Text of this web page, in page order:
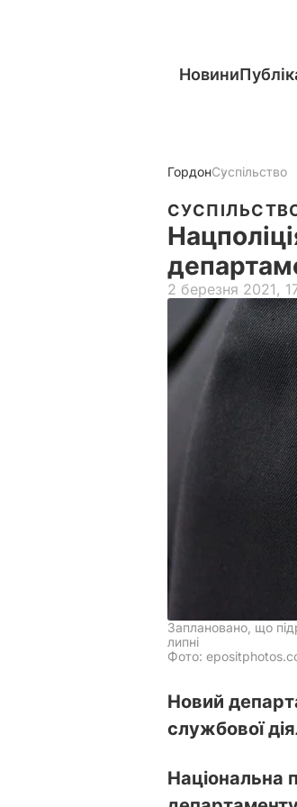
Новини
ГордонСуспільство
2 березня 2021,
Заплановано, що
липні
Фото:
Новий
службової
Національна